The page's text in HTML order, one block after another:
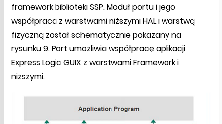
framework biblioteki SSP. Moduł portu i jego
współpraca z warstwami niższymi HAL i warstwą
fizyczną został schematycznie pokazany na
rysunku 9. Port umożliwia współpracę aplikacji
Express Logic GUIX z warstwami Framework i
niższymi.